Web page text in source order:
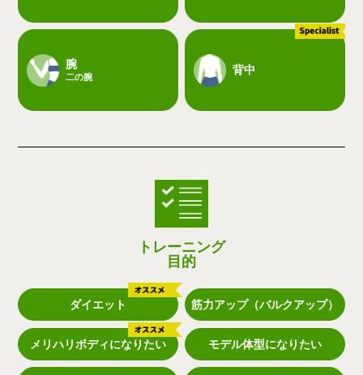
腕
二の腕
背中
トレーニング
目的
ダイエット 筋力アップ（バルクアップ）
メリハリボディになりたい モデル体型になりたい